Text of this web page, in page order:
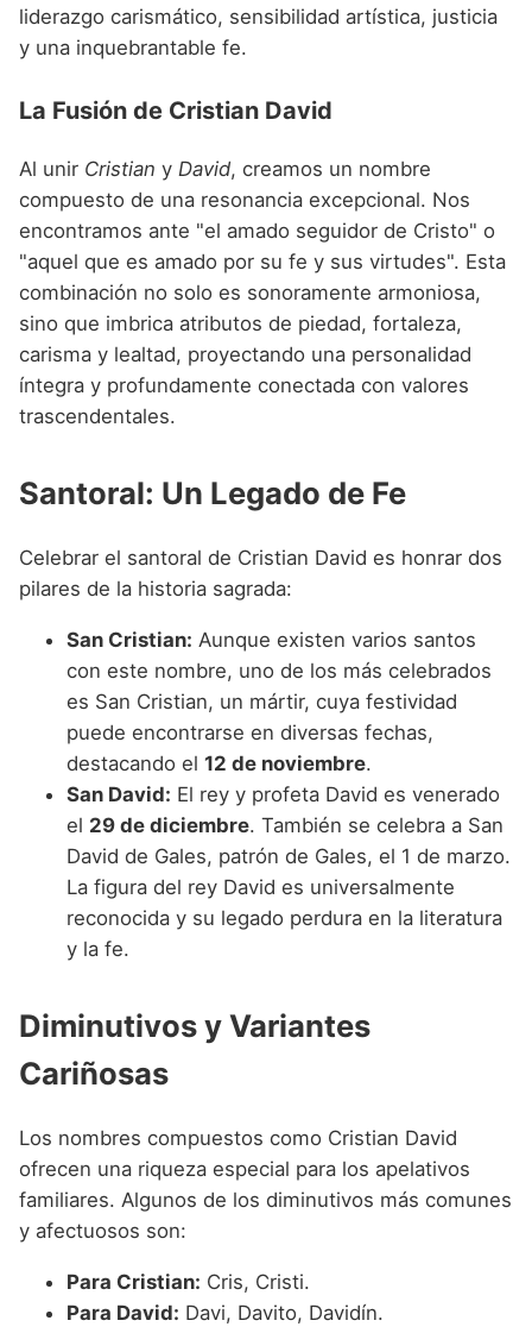
liderazgo carismático, sensibilidad artística, justicia
y una inquebrantable fe.
La Fusión de Cristian David
Al unir Cristian y David, creamos un nombre
compuesto de una resonancia excepcional. Nos
encontramos ante "el amado seguidor de Cristo" o
"aquel que es amado por su fe y sus virtudes". Esta
combinación no solo es sonoramente armoniosa,
sino que imbrica atributos de piedad, fortaleza,
carisma y lealtad, proyectando una personalidad
íntegra y profundamente conectada con valores
trascendentales.
Santoral: Un Legado de Fe
Celebrar el santoral de Cristian David es honrar dos
pilares de la historia sagrada:
San Cristian: Aunque existen varios santos
con este nombre, uno de los más celebrados
es San Cristian, un mártir, cuya festividad
puede encontrarse en diversas fechas,
destacando el 12 de noviembre.
San David: El rey y profeta David es venerado
el 29 de diciembre. También se celebra a San
David de Gales, patrón de Gales, el 1 de marzo.
La figura del rey David es universalmente
reconocida y su legado perdura en la literatura
y la fe.
Diminutivos y Variantes
Cariñosas
Los nombres compuestos como Cristian David
ofrecen una riqueza especial para los apelativos
familiares. Algunos de los diminutivos más comunes
y afectuosos son:
Para Cristian: Cris, Cristi.
Para David: Davi, Davito, Davidín.